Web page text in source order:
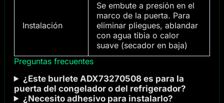
Instalación
Se embute a presión en el
marco de la puerta. Para
eliminar pliegues, ablandar
con agua tibia o calor
suave (secador en baja)
Preguntas frecuentes
¿Este burlete ADX73270508 es para la
puerta del congelador o del refrigerador?
¿Necesito adhesivo para instalarlo?